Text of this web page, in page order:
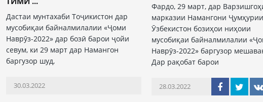
Дастаи мунтахаби Тоҷикистон дар
мусобиқаи байналмилалии «Ҷоми
Наврӯз-2022» дар бозӣ барои ҷойи
севум, ки 29 март дар Намангон
баргузор шуд,
30.03.2022
Фардо, 29 март, дар
марказии Намангони Ҷумҳурии
Ӯзбекистон бозиҳои ниҳоии
мусобиқаи байналмилалии
Наврӯз-2022» баргузор
Дар рақобат барои
28.03.2022